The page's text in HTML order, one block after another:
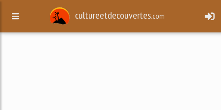
cultureetdecouvertes.com